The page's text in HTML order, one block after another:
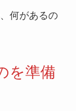
何があるの
を準備